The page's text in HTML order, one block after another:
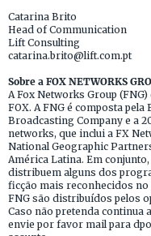
Catarina Brito
Head of Communication
Lift Consulting
catarina.brito@lift.com.pt
Sobre a FOX NETWORKS
A Fox Networks Group
FOX. A FNG é composta
Broadcasting Company e a
networks, que inclui a FX
National Geographic
América Latina. Em
distribuem alguns dos
ficção mais reconhecidos
FNG são distribuídos pelos
Caso não pretenda continua
envie por favor mail para